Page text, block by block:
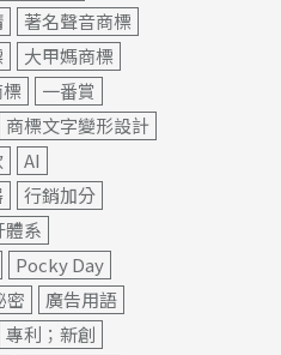
著名聲音商標
大甲媽商標
一番賞
商標文字變形設計
AI
行銷加分
體系
Pocky Day
密
廣告用語
專利；新創